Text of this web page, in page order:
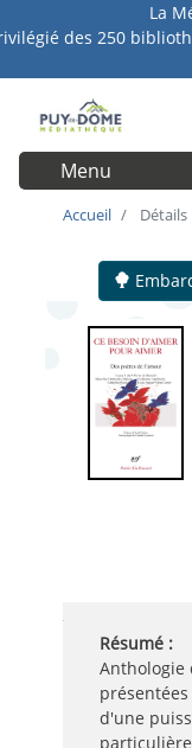
La
des 250
UserMenu
Accueil Détails
Résumé :
Anthologie
d'une